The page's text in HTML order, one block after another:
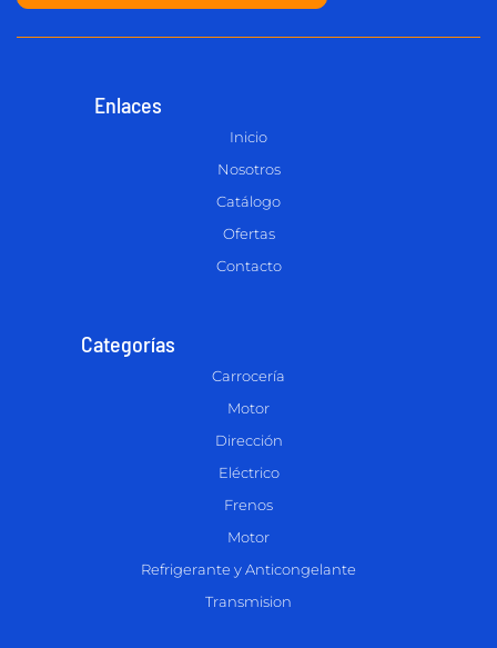
Enlaces
Inicio
Nosotros
Catálogo
Ofertas
Contacto
Categorías
Carrocería
Motor
Dirección
Eléctrico
Frenos
Motor
Refrigerante y Anticongelante
Transmision